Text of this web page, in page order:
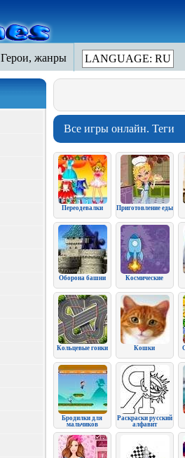
Герои, жанры LANGUAGE: RU
Все игры онлайн. Теги
Переодевалки Приготовление еды
Оборона башни Космические
Кольцевые гонки Кошки
Бродилки для
мальчиков
Раскраски русский
алфавит